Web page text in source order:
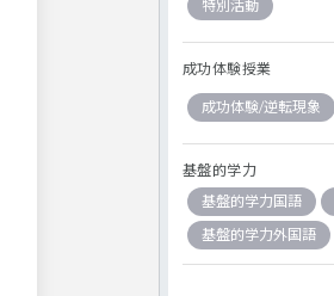
特別活動
成功体験授業
成功体験/逆転現象
基盤的学力
基盤的学力国語
基盤的学力外国語